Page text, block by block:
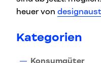
heuer von
Kategorien
Konsumgüter